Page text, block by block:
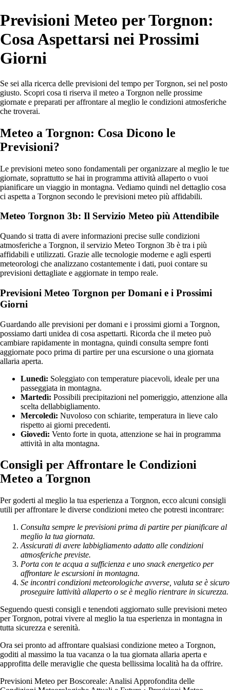
Previsioni Meteo per Torgnon:
Cosa Aspettarsi nei Prossimi
Giorni
Se sei alla ricerca delle previsioni del tempo per Torgnon, sei nel posto
giusto. Scopri cosa ti riserva il meteo a Torgnon nelle prossime
giornate e preparati per affrontare al meglio le condizioni atmosferiche
che troverai.
Meteo a Torgnon: Cosa Dicono le
Previsioni?
Le previsioni meteo sono fondamentali per organizzare al meglio le tue
giornate, soprattutto se hai in programma attività allaperto o vuoi
pianificare un viaggio in montagna. Vediamo quindi nel dettaglio cosa
ci aspetta a Torgnon secondo le previsioni meteo più affidabili.
Meteo Torgnon 3b: Il Servizio Meteo più Attendibile
Quando si tratta di avere informazioni precise sulle condizioni
atmosferiche a Torgnon, il servizio Meteo Torgnon 3b è tra i più
affidabili e utilizzati. Grazie alle tecnologie moderne e agli esperti
meteorologi che analizzano costantemente i dati, puoi contare su
previsioni dettagliate e aggiornate in tempo reale.
Previsioni Meteo Torgnon per Domani e i Prossimi
Giorni
Guardando alle previsioni per domani e i prossimi giorni a Torgnon,
possiamo darti unidea di cosa aspettarti. Ricorda che il meteo può
cambiare rapidamente in montagna, quindi consulta sempre fonti
aggiornate poco prima di partire per una escursione o una giornata
allaria aperta.
Lunedì: Soleggiato con temperature piacevoli, ideale per una
passeggiata in montagna.
Martedì: Possibili precipitazioni nel pomeriggio, attenzione alla
scelta dellabbigliamento.
Mercoledì: Nuvoloso con schiarite, temperatura in lieve calo
rispetto ai giorni precedenti.
Giovedì: Vento forte in quota, attenzione se hai in programma
attività in alta montagna.
Consigli per Affrontare le Condizioni
Meteo a Torgnon
Per goderti al meglio la tua esperienza a Torgnon, ecco alcuni consigli
utili per affrontare le diverse condizioni meteo che potresti incontrare:
Consulta sempre le previsioni prima di partire per pianificare al
meglio la tua giornata.
Assicurati di avere labbigliamento adatto alle condizioni
atmosferiche previste.
Porta con te acqua a sufficienza e uno snack energetico per
affrontare le escursioni in montagna.
Se incontri condizioni meteorologiche avverse, valuta se è sicuro
proseguire lattività allaperto o se è meglio rientrare in sicurezza.
Seguendo questi consigli e tenendoti aggiornato sulle previsioni meteo
per Torgnon, potrai vivere al meglio la tua esperienza in montagna in
tutta sicurezza e serenità.
Ora sei pronto ad affrontare qualsiasi condizione meteo a Torgnon,
goditi al massimo la tua vacanza o la tua giornata allaria aperta e
approfitta delle meraviglie che questa bellissima località ha da offrire.
Previsioni Meteo per Boscoreale: Analisi Approfondita delle